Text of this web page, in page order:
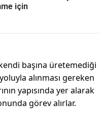
için
başına üretemediği
alınması gereken
yapısında yer alarak
görev alırlar.